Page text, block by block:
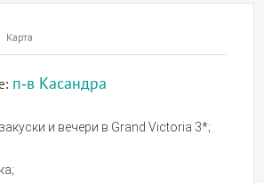
Карта
п-в Касандра
и вечери в Grand Victoria 3*;